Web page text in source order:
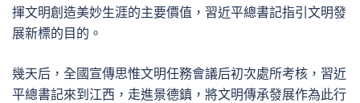
揮文明創造美妙生涯的主要價值，習近平總書記指引文明發
展新標的目的。
幾天后，全國宣傳思惟文明任務會議后初次處所考核，習近
平總書記來到江西，走進景德鎮，將文明傳承發展作為此行